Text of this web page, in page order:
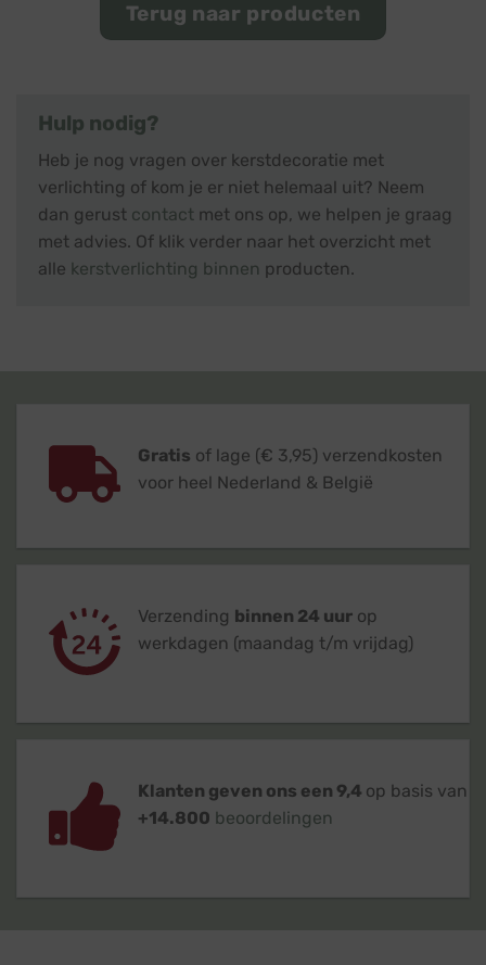
Terug naar producten
Hulp nodig?
Heb je nog vragen over kerstdecoratie met
verlichting of kom je er niet helemaal uit? Neem
dan gerust contact met ons op, we helpen je graag
met advies. Of klik verder naar het overzicht met
alle kerstverlichting binnen producten.
Gratis of lage (€ 3,95) verzendkosten
voor heel Nederland & België
Verzending binnen 24 uur op
werkdagen (maandag t/m vrijdag)
Klanten geven ons een 9,4 op basis van
+14.800 beoordelingen